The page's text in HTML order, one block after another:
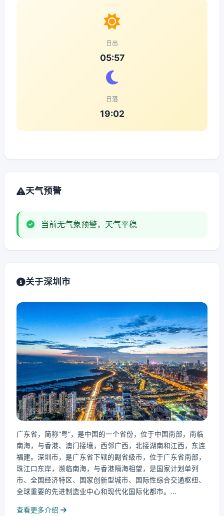
日出
05:57
日落
19:02
天气预警
当前无气象预警，天气平稳
关于深圳市
广东省，简称“粤”，是中国的一个省份，位于中国南部，南临
南海，与香港、澳门接壤，西邻广西，北接湖南和江西，东连
福建。深圳市，是广东省下辖的副省级市，位于广东省南部，
珠江口东岸，濒临南海，与香港隔海相望，是国家计划单列
市、全国经济特区、国家创新型城市、国际性综合交通枢纽、
全球重要的先进制造业中心和现代化国际化都市。...
查看更多介绍